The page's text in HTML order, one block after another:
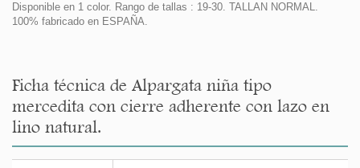
Disponible en 1 color. Rango de tallas : 19-30. TALLAN NORMAL.
100% fabricado en ESPAÑA.
Ficha técnica de Alpargata niña tipo
mercedita con cierre adherente con lazo en
lino natural.